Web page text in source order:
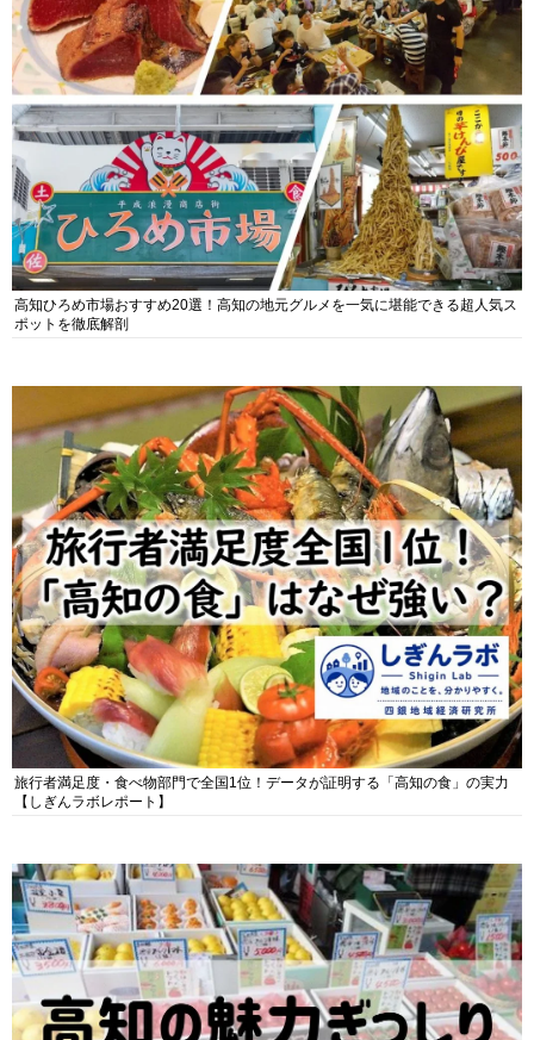
高知ひろめ市場おすすめ20選！高知の地元グルメを一気に堪能できる超人気ス
ポットを徹底解剖
旅行者満足度・食べ物部門で全国1位！データが証明する「高知の食」の実力
【しぎんラボレポート】